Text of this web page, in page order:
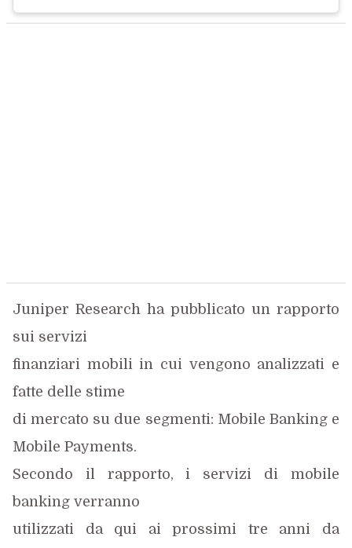
Juniper Research ha pubblicato un rapporto
sui servizi
finanziari mobili in cui vengono analizzati e
fatte delle stime
di mercato su due segmenti: Mobile Banking e
Mobile Payments.
Secondo il rapporto, i servizi di mobile
banking verranno
utilizzati da qui ai prossimi tre anni da